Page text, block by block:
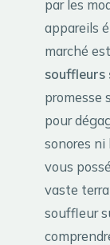
par les
appareils
marché
promesse
pour
sonores ni
vous
vaste
souffleur